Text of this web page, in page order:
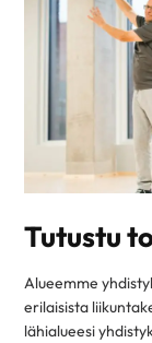
Tutustu
Alueemme
erilaisista
lähialueesi